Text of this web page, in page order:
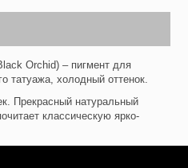
Orchid) – пигмент для
татуажа, холодный оттенок.
Прекрасный натуральный
классическую ярко-